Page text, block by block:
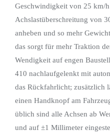
Geschwindigkeit von 25 km/
Achslastüberschreitung von
anheben und so mehr
das sorgt für mehr Traktion
Wendigkeit auf engen
410 nachlaufgelenkt mit
das Rückfahrlicht; zusätzlich
einen Handknopf am
üblich sind alle Achsen ab
und auf ±1 Millimeter